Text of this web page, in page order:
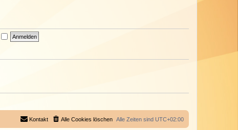
Alle Zeiten sind UTC+02:00
Alle Cookies löschen
Kontakt